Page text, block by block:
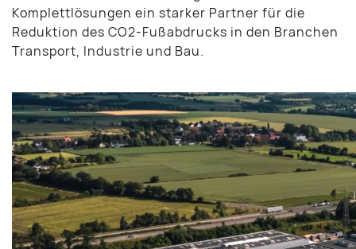
Komplettlösungen ein starker Partner für die
Reduktion des CO2-Fußabdrucks in den Branchen
Transport, Industrie und Bau.